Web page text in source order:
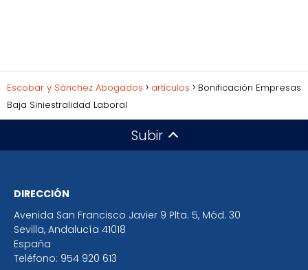
Escobar y Sánchez Abogados artículos
Bonificación Empresas
Baja Siniestralidad Laboral
Subir
DIRECCIÓN
Avenida San Francisco Javier 9 Plta. 5, Mód. 30
Sevilla, Andalucía 41018
España
Teléfono: 954 920 613